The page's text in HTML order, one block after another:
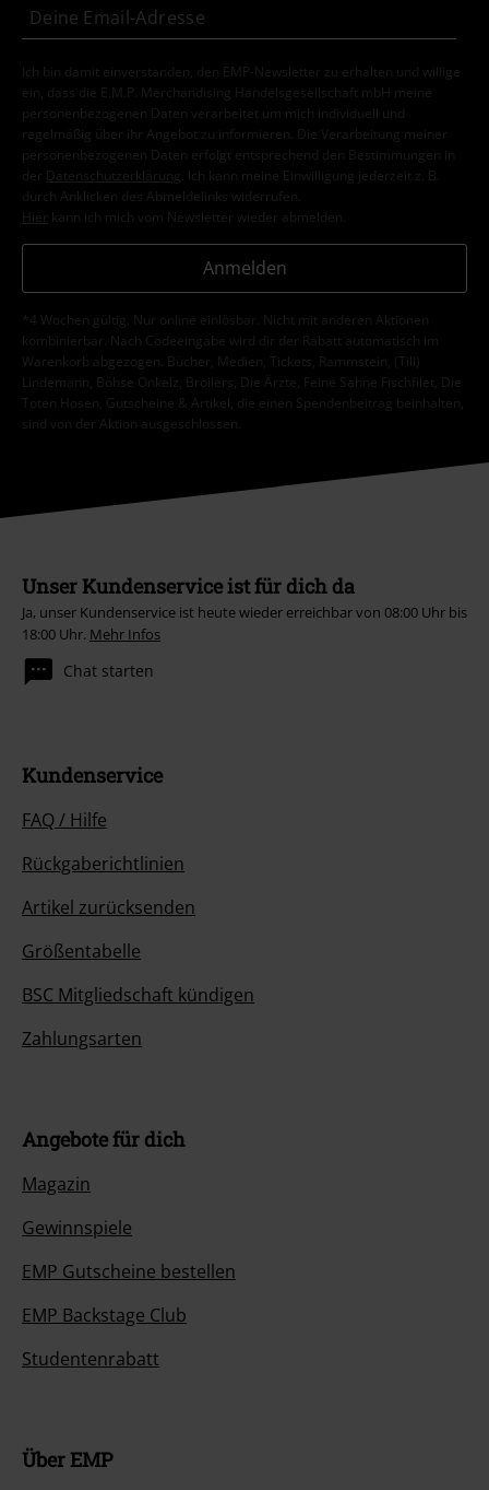
Ich bin damit einverstanden, den EMP-Newsletter zu erhalten und willige
ein, dass die E.M.P. Merchandising Handelsgesellschaft mbH meine
personenbezogenen Daten verarbeitet um mich individuell und
regelmäßig über ihr Angebot zu informieren. Die Verarbeitung meiner
personenbezogenen Daten erfolgt entsprechend den Bestimmungen in
der
Datenschutzerklärung
. Ich kann meine Einwilligung jederzeit z. B.
durch Anklicken des Abmeldelinks widerrufen.
Hier kann ich mich vom Newsletter wieder abmelden.
Anmelden
*4 Wochen gültig. Nur online einlösbar. Nicht mit anderen Aktionen
kombinierbar. Nach Codeeingabe wird dir der Rabatt automatisch im
Warenkorb abgezogen. Bücher, Medien, Tickets, Rammstein, (Till)
Lindemann, Böhse Onkelz, Broilers, Die Ärzte, Feine Sahne Fischfilet, Die
Toten Hosen, Gutscheine & Artikel, die einen Spendenbeitrag beinhalten,
sind von der Aktion ausgeschlossen.
Unser Kundenservice ist für dich da
Ja, unser Kundenservice ist heute wieder erreichbar von 08:00 Uhr bis
18:00 Uhr. Mehr Infos
Chat starten
Kundenservice
FAQ / Hilfe
Rückgaberichtlinien
Artikel zurücksenden
Größentabelle
BSC Mitgliedschaft kündigen
Zahlungsarten
Angebote für dich
Magazin
Gewinnspiele
EMP Gutscheine bestellen
EMP Backstage Club
Studentenrabatt
Über EMP